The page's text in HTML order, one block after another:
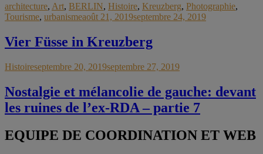
architecture, Art, BERLIN, Histoire, Kreuzberg, Photographie,
Tourisme, urbanismeaoût 21, 2019septembre 24, 2019
Vier Füsse in Kreuzberg
Histoireseptembre 20, 2019septembre 27, 2019
Nostalgie et mélancolie de gauche: devant
les ruines de l’ex-RDA – partie 7
EQUIPE DE COORDINATION ET WEB